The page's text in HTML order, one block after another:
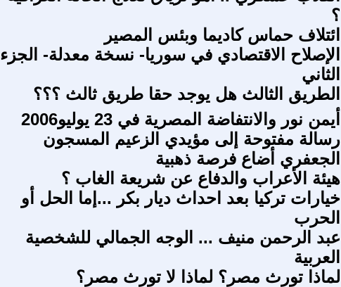
؟
ائتلاف حماس كاديما وبئس المصير
الإصلاح الاقتصادي في سوريا- نسخة معدلة- الجزء
الثاني
الطريق الثالث هل يوجد حقا طريق ثالث ؟؟؟
أيمن نور والانتفاضة المصرية في 23 يوليو2006
رسالة مفتوحة إلى مؤيدي الزعيم المسجون
الجعفري أضاع فرصة ذهبية
هيئة الأعراب والدفاع عن شريعة الغاب ؟
خيارات تركيا بعد احداث ديار بكر ...إما الحل أو
الحرب
عبد الرحمن منيف ... الوجه الجمالي للشخصية
العربية
لماذا تورث مصر؟ لماذا لا تورث مصر؟